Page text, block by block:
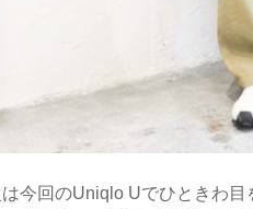
は今回のUniqlo Uでひときわ目